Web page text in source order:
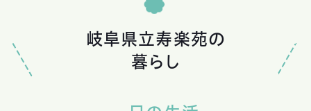
岐阜県立寿楽苑の
暮らし